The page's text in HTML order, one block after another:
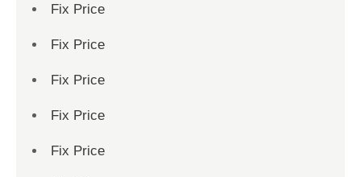
Fix Price
Fix Price
Fix Price
Fix Price
Fix Price